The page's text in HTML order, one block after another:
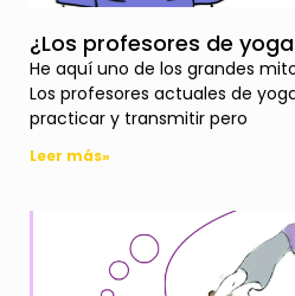
¿Los profesores de
He aquí uno de los grandes
Los profesores actuales de
practicar y transmitir pero
Leer más»